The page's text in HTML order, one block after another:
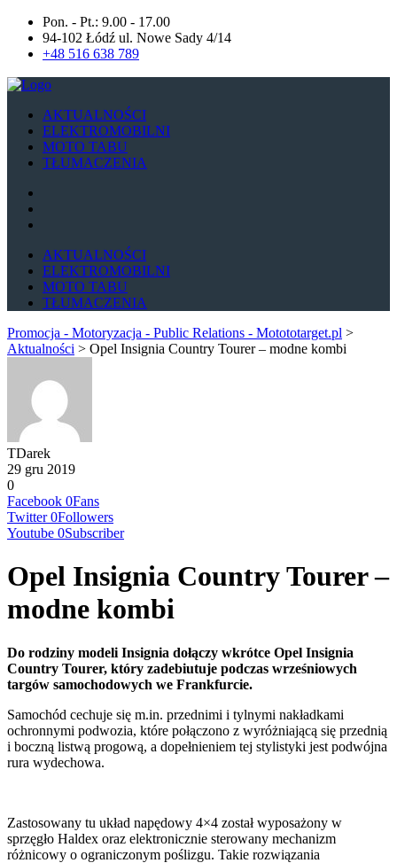
Pon. - Pt.: 9.00 - 17.00
94-102 Łódź ul. Nowe Sady 4/14
+48 516 638 789
AKTUALNOŚCI
ELEKTROMOBILNI
MOTO TABU
TŁUMACZENIA
AKTUALNOŚCI
ELEKTROMOBILNI
MOTO TABU
TŁUMACZENIA
Promocja - Motoryzacja - Public Relations - Motototarget.pl >
Aktualności > Opel Insignia Country Tourer – modne kombi
TDarek
29 gru 2019
0
Facebook 0Fans
Twitter 0Followers
Youtube 0Subscriber
Opel Insignia Country Tourer –
modne kombi
Do rodziny modeli Insignia dołączy wkrótce Opel Insignia
Country Tourer, który zadebiutuje podczas wrześniowych
targów samochodowych we Frankfurcie.
Samochód cechuje się m.in. przednimi i tylnymi nakładkami
ochronnymi podwozia, które połączono z wyróżniającą się przednią
i boczną listwą progową, a dopełnieniem tej stylistyki jest podwójna
rura wydechowa.
Zastosowany tu układ napędowy 4×4 został wyposażony w
sprzęgło Haldex oraz elektronicznie sterowany mechanizm
różnicowy o ograniczonym poślizgu. Takie rozwiązania